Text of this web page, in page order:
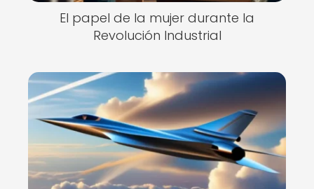
El papel de la mujer durante la
Revolución Industrial